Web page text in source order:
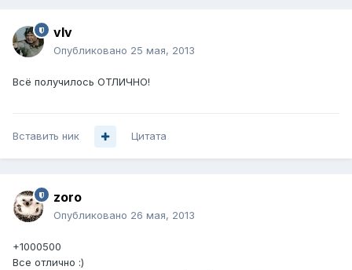
vIv
Опубликовано 25 мая, 2013
Всё получилось ОТЛИЧНО!
Вставить ник Цитата
zoro
Опубликовано 26 мая, 2013
+1000500
Все отлично :)